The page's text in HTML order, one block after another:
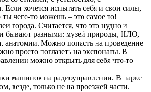
Если хочется испытать себя и свои силы,
ты чего-то можешь – это самое то!
города. Считается, что это нудно и
бывают разными: музей природы, НЛО,
анатомии. Можно попасть на проведение
просто поглазеть на экспонаты. В
можно открыть для себя что-то
машинок на радиоуправлении. В парке
везде, только не на проезжей части.